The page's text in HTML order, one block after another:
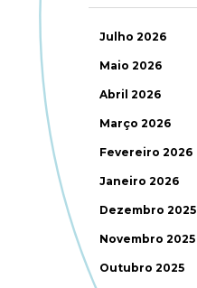
Julho 2026
Maio 2026
Abril 2026
Março 2026
Fevereiro 2026
Janeiro 2026
Dezembro 2025
Novembro 2025
Outubro 2025